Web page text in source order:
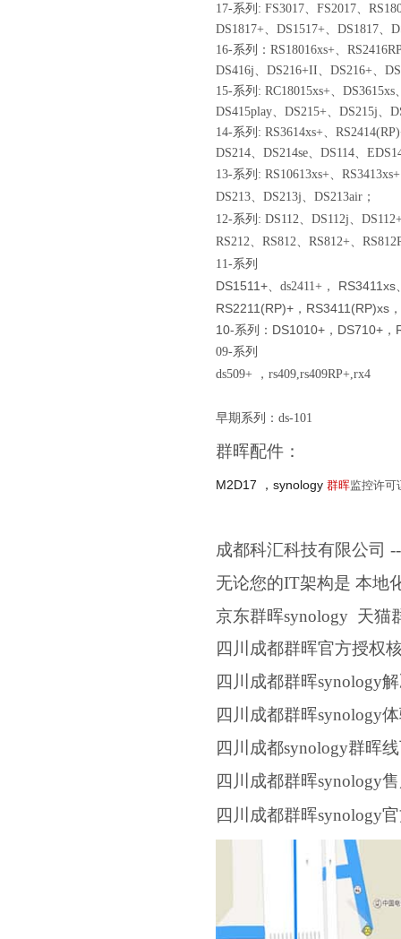
17-系列 : FS3017、FS2017、
DS1817+、DS1517+、DS1817、
16-系列： RS18016xs+、
DS416j、DS216+II、DS216+、
15-系列 : RC18015xs+ DS3615xs
DS415play
DS215+ DS215j
14-系列 : RS3614xs+
DS214
DS214se DS114
13-系列 : RS10613xs+ RS3413xs+
DS213
DS213j DS213air ；
12-系列 : DS112、DS112j、
RS212、RS812、RS812+、
11-系列
DS1511+、 ds2411+，
RS3411xs
RS2211(RP)+，RS3411(RP)xs
10-系列：DS1010+， DS710+，
09-系列
ds509+ ，rs409,rs409RP+,rx4
早期系列：ds-101
群晖配件：
M2D17 ，synology 群晖监控许可
成都科汇科技有限公司
无论您的IT架构是 本地
京东群晖synology 天猫
四川成都群晖官方授权
四川成都群晖synology
四川成都群晖synology
四川成都synology群晖
四川成都群晖synology
四川成都群晖synology